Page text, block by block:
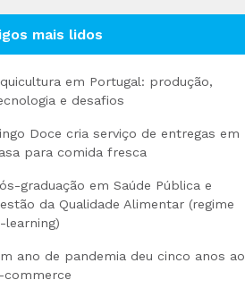
mais lidos
em Portugal: produção,
e desafios
Doce cria serviço de entregas em
para comida fresca
graduação em Saúde Pública e
da Qualidade Alimentar (regime
learning)
ano de pandemia deu cinco anos ao
commerce